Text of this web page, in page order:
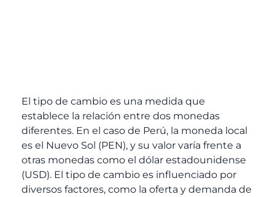
El tipo de cambio es una medida que
establece la relación entre dos monedas
diferentes. En el caso de Perú, la moneda local
es el Nuevo Sol (PEN), y su valor varía frente a
otras monedas como el dólar estadounidense
(USD). El tipo de cambio es influenciado por
diversos factores, como la oferta y demanda de